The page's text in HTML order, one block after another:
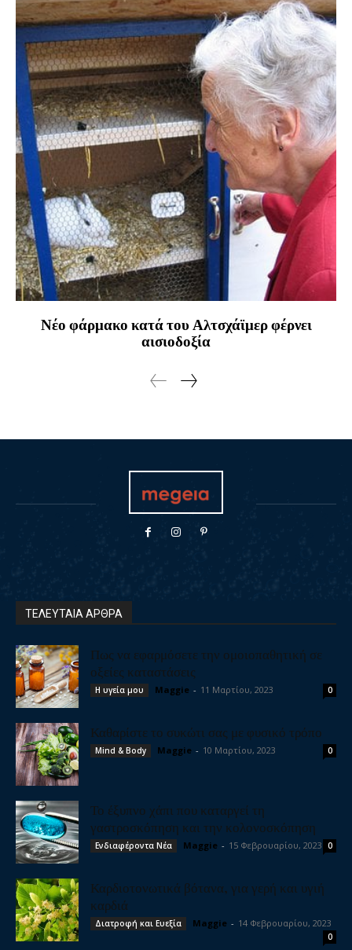
Νέο φάρμακο κατά του Αλτσχάϊμερ φέρνει
αισιοδοξία
ΤΕΛΕΥΤΑΙΑ ΑΡΘΡΑ
Πως να εφαρμόσετε την ομοιοπαθητική σε
οξείες καταστάσεις
Η υγεία μου Maggie - 11 Μαρτίου, 2023 0
Καθαρίστε το συκώτι σας με φυσικό τρόπο
Mind & Body Maggie - 10 Μαρτίου, 2023 0
Το έξυπνο χάπι που καταργεί τη
γαστροσκόπηση και την κολονοσκόπηση
Ενδιαφέροντα Νέα Maggie - 15 Φεβρουαρίου, 2023 0
Καρδιοτονωτικά βότανα, για γερή και υγιή
καρδιά
Διατροφή και Ευεξία Maggie - 14 Φεβρουαρίου, 2023
0